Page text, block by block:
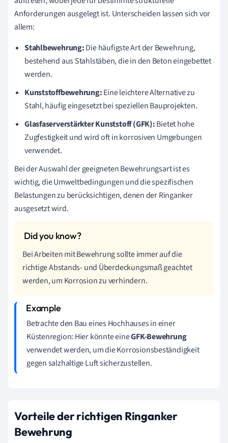
Anforderungen ausgelegt ist. Unterscheiden lassen sich vor
allem:
Stahlbewehrung:Die häufigste Art der Bewehrung,
bestehend aus Stahlstäben, die in den Beton eingebettet
werden.
Kunststoffbewehrung:Eine leichtere Alternative zu
Stahl, häufig eingesetzt bei speziellen Bauprojekten.
Glasfaserverstärkter Kunststoff (GFK):Bietet hohe
Zugfestigkeit und wird oft in korrosiven Umgebungen
verwendet.
Bei der Auswahl der geeigneten Bewehrungsart ist es
wichtig, die Umweltbedingungen und die spezifischen
Belastungen zu berücksichtigen, denen der Ringanker
ausgesetzt wird.
Bei Arbeiten mit Bewehrung sollte immer auf die
richtige Abstands- und Überdeckungsmaß geachtet
werden, um Korrosion zu verhindern.
Betrachte den Bau eines Hochhauses in einer
Küstenregion: Hier könnte eineGFK-Bewehrung
verwendet werden, um die Korrosionsbeständigkeit
gegen salzhaltige Luft sicherzustellen.
Vorteile der richtigen Ringanker
Bewehrung